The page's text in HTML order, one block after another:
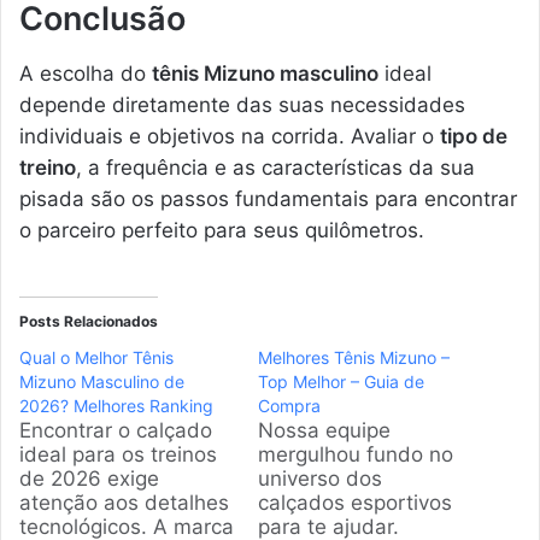
Conclusão
A escolha do tênis Mizuno masculino ideal
depende diretamente das suas necessidades
individuais e objetivos na corrida. Avaliar o tipo de
treino, a frequência e as características da sua
pisada são os passos fundamentais para encontrar
o parceiro perfeito para seus quilômetros.
Posts Relacionados
Qual o Melhor Tênis
Mizuno Masculino de
2026? Melhores Ranking
Encontrar o calçado
ideal para os treinos
de 2026 exige
atenção aos detalhes
tecnológicos. A marca
Melhores Tênis Mizuno –
Top Melhor – Guia de
Compra
Nossa equipe
mergulhou fundo no
universo dos
calçados esportivos
para te ajudar.